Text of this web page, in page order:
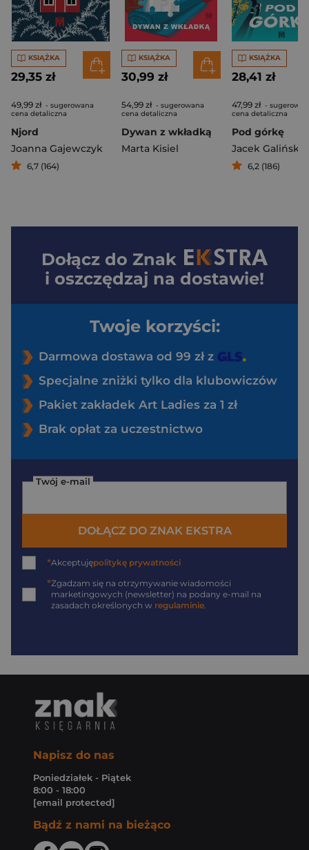
KSIĄŻKA
29,35 zł
49,99 zł - sugerowana
cena detaliczna
Njord
Joanna Gajewczyk
6,7 (164)
KSIĄŻKA
30,99 zł
54,99 zł - sugerowana
cena detaliczna
Dywan z wkładką
Marta Kisiel
KSIĄŻKA
28,41 zł
47,99 zł -
cena detaliczna
Pod górkę
Jacek Galiński
6,2 (186)
Dołącz do Znak
i oszczędzaj na dostawie!
Twoje korzyści:
Darmowa dostawa od 99 zł z
Specjalne zniżki tylko dla klubowiczów
Pakiet zakładek Art Ladies za 1 zł
Brak opłat za uczestnictwo
Twój e-mail
DOŁĄCZ DO ZNAK EKSTRA
*Akceptujępolitykę prywatności
*Zgadzam się na otrzymywanie wiadomości
marketingowych (newsletter) na podany e-mail na
zasadach określonych w regulaminie
Napisz do nas
Poniedziałek - Piątek
8:00 - 18:00
[email protected]
Bądź z nami na bieżąco